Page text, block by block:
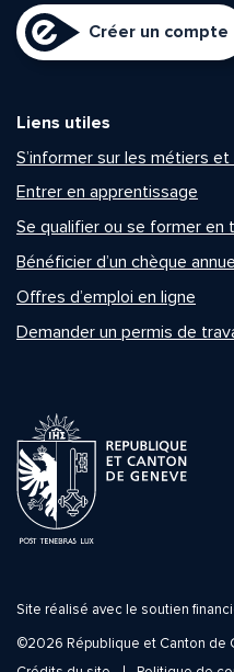
Créer un compte
Liens utiles
S’informer sur les métiers
Entrer en apprentissage
Se qualifier ou se former en
Bénéficier d’un chèque
Offres d’emploi en ligne
Demander un permis de
Site réalisé avec le soutien
©2026 République et Canton de